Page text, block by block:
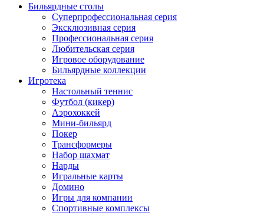
Бильярдные столы
Суперпрофессиональная серия
Эксклюзивная серия
Профессиональная серия
Любительская серия
Игровое оборудование
Бильярдные коллекции
Игротека
Настольный теннис
Футбол (кикер)
Аэрохоккей
Мини-бильярд
Покер
Трансформеры
Набор шахмат
Нарды
Игральные карты
Домино
Игры для компании
Спортивные комплексы